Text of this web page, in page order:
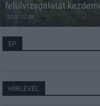
felülvizsgálatát
2018.02.08
EP
HÍRLEVÉL